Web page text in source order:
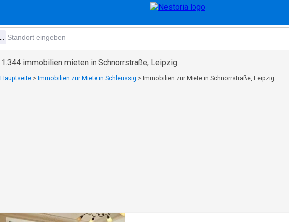
1.344 immobilien mieten in Schnorrstraße, Leipzig
Hauptseite > Immobilien zur Miete in Schleussig > Immobilien zur Miete in Schnorrstraße, Leipzig